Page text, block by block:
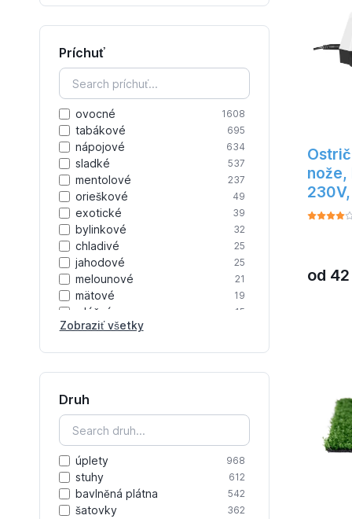
Príchuť
ovocné 1608
tabákové 695
nápojové 634
sladké 537
mentolové 237
orieškové 49
exotické 39
bylinkové 32
chladivé 25
jahodové 25
melounové 21
mätové 19
mléčné 15
mangové
rybízové
Zobraziť všetky
Druh
úplety 968
stuhy 612
bavlněná plátna 542
šatovky 362
malých
sen
nože,
od 42